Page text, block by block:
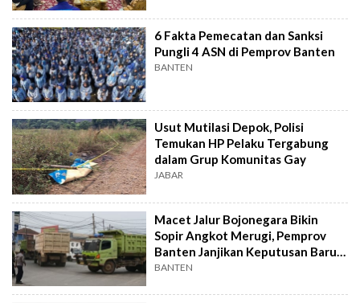
6 Fakta Pemecatan dan Sanksi
Pungli 4 ASN di Pemprov Banten
BANTEN
Usut Mutilasi Depok, Polisi
Temukan HP Pelaku Tergabung
dalam Grup Komunitas Gay
JABAR
Macet Jalur Bojonegara Bikin
Sopir Angkot Merugi, Pemprov
Banten Janjikan Keputusan Baru 4
Hari Lagi
BANTEN